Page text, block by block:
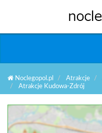
Noclegopol.pl Atrakcje
Atrakcje Kudowa-Zdrój